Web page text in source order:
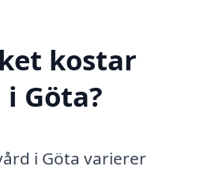
kostar
Göta?
i Göta varierer